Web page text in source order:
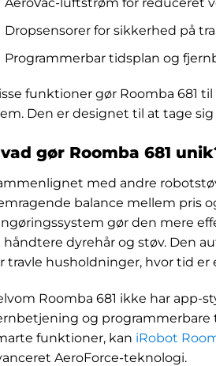
AeroVac-luftstrøm for reduceret
Dropsensorer for sikkerhed på
Programmerbar tidsplan og
funktioner gør Roomba 681
Den er designet til at tage
gør Roomba 681
med andre
balance mellem pris
gør den mere
håndtere dyrehår og støv. Den
travle husholdninger, hvor tid er
Roomba 681 ikke har app-
og programmerbare
funktioner, kan iRobot
AeroForce-teknologi.